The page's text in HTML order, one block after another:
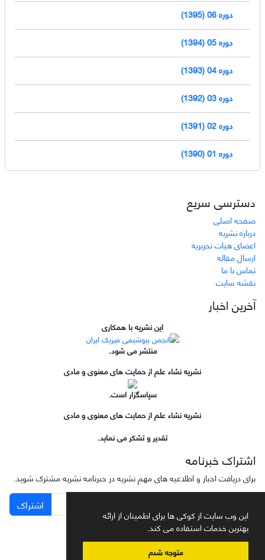
این وب سایت از کوکی ها برای اطمینان از ارائه
بهترین خدمات استفاده می کند.
متوجه شدم
دوره 06 (1395)
دوره 05 (1394)
دوره 04 (1393)
دوره 03 (1392)
دوره 02 (1391)
دوره 01 (1390)
دسترسی سریع
صفحه اصلی
درباره نشریه
اعضای هیات تحریریه
ارسال مقاله
تماس با ما
نقشه سایت
آخرین اخبار
این نشریه با همکاری
منتشر می شود.
نشریه نشاء علم از حمایت های معنوی و مادی
سپاسگزار است.
نشریه نشاء علم از حمایت های معنوی و مادی
تقدیر و تشکر می نماید.
اشتراک خبرنامه
برای دریافت اخبار و اطلاعیه های مهم نشریه در خبرنامه نشریه مشترک شوید.
اشتراک